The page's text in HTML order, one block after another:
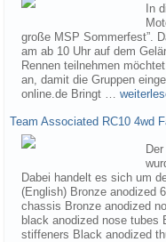
In
große MSP Sommerfest”.
am ab 10 Uhr auf dem
Rennen teilnehmen
an, damit die Gruppen
online.de Bringt …
Team Associated RC10 4wd
Dabei handelt es sich um
(English) Bronze anodized
chassis Bronze anodized
black anodized nose tubes
stiffeners Black anodized